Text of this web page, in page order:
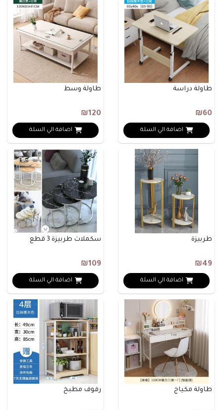
طاولة دراسة
₪60
اضافة الي السلة
طاولة وسط
₪120
اضافة الي السلة
طربيزة
₪49
اضافة الي السلة
سكملات طربيزة 3 قطع
₪109
اضافة الي السلة
طاولة مكياج رفوف مطبخ